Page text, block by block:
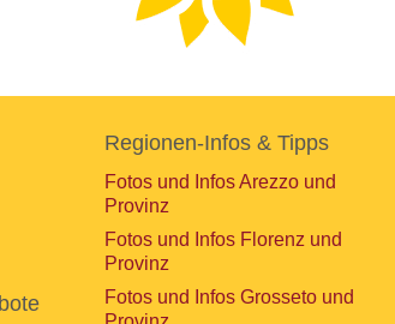
Regionen-Infos & Tipps
Fotos und Infos Arezzo und
Provinz
Fotos und Infos Florenz und
Provinz
Fotos und Infos Grosseto und